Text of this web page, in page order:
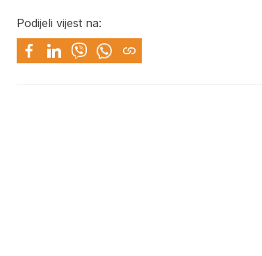
Podijeli vijest na: